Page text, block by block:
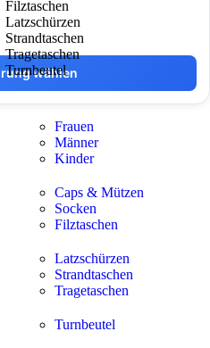
Filztaschen
Latzschürzen
Strandtaschen
Tragetaschen
Turnbeutel
Frauen
Männer
Kinder
Caps & Mützen
Socken
Filztaschen
Latzschürzen
Strandtaschen
Tragetaschen
Turnbeutel
wählen